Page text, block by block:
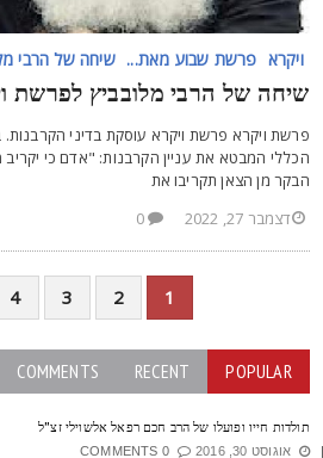
ויקרא פרשת שבוע מאת... שיחה של הרבי
של הרבי מלובביץ לפרשת
ויקרא פרשת ויקרא עוסקת בדיני הקרבנות.
המבטא את עניין הקרבנות: "אדם כי יקריב
מן הצאן תקריבו את
דצמבר 27, 2022
0
POPULAR
RECENT
COMMENTS
חייו ופועלו של הרב חכם רפאל אלשוילי זצ"ל
אוגוסט 30, 2016 0 COMMENTS